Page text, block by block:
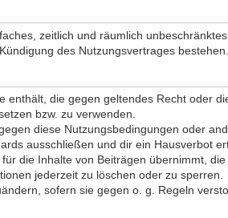
zeitlich und räumlich
des Nutzungsvertrages bestehen.
die gegen geltendes Recht oder
bzw. zu verwenden.
diese Nutzungsbedingungen oder
ausschließen und dir ein Hausverbot
die Inhalte von Beiträgen übernimmt,
jederzeit zu löschen oder zu sperren.
sofern sie gegen o. g. Regeln